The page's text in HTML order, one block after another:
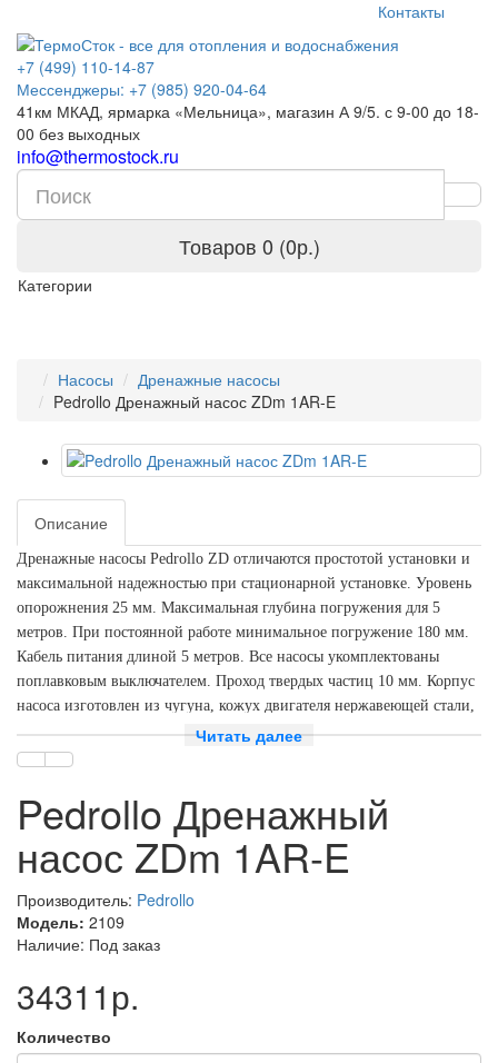
Контакты
+7 (499) 110-14-87
Мессенджеры: +7 (985) 920-04-64
41км МКАД, ярмарка «Мельница», магазин А 9/5. с 9-00 до 18-
00 без выходных
info@thermostock.ru
Товаров 0 (0р.)
Категории
Насосы
Дренажные насосы
Pedrollo Дренажный насос ZDm 1AR-E
Описание
Дренажные насосы Pedrollo ZD отличаются простотой установки и
максимальной надежностью при стационарной установке. Уровень
опорожнения 25 мм. Максимальная глубина погружения для 5
метров. При постоянной работе минимальное погружение 180 мм.
Кабель питания длиной 5 метров. Все насосы укомплектованы
поплавковым выключателем. Проход твердых частиц 10 мм. Корпус
насоса изготовлен из чугуна, кожух двигателя нержавеющей стали,
рабочее колесо из технополимера.
Макс. расход m3/ч
Читать далее
Pedrollo Дренажный
насос ZDm 1AR-E
Производитель: Pedrollo
Модель: 2109
Наличие: Под заказ
34311р.
Количество